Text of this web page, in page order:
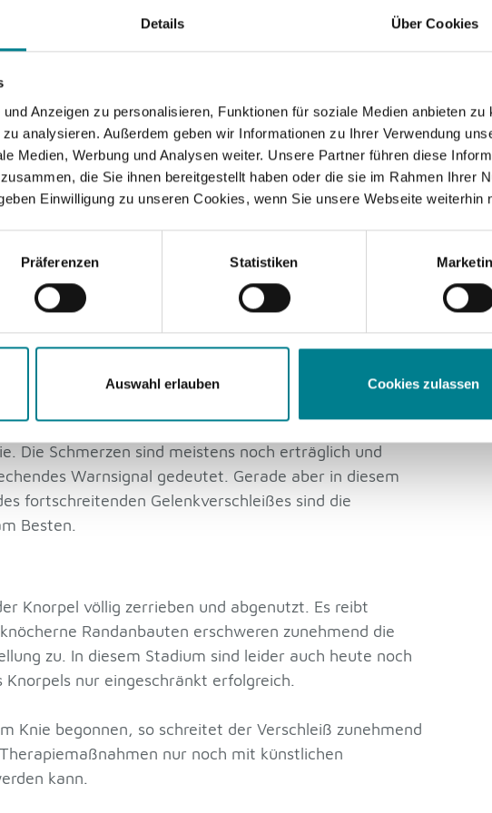
Details Über Cookies
Anzeigen zu personalisieren, Funktionen für soziale Medien anbieten zu
analysieren. Außerdem geben wir Informationen zu Ihrer Verwendung
Medien, Werbung und Analysen weiter. Unsere Partner führen diese
die Sie ihnen bereitgestellt haben oder die sie im Rahmen Ihrer
Einwilligung zu unseren Cookies, wenn Sie unsere Webseite weiterhin
Präferenzen Statistiken
Auswahl erlauben Cookies zulassen
Hier sind die umgebenden Ränder intakt
gesund und von guter Regenerationsfähigkeit.
erwähnten Behandlungsmethoden an.
im Laufe eines Lebens durch jahrelange monotone
Gicht oder Rheuma, Meniskus oder
der Knorpelgleitschicht führen . Im Stadium
nur noch halb so dick und extrem ausgefranst oder
nicht mehr repariert werden. Hier spricht man
Die Schmerzen sind meistens noch erträglich und
Warnsignal gedeutet. Gerade aber in diesem
fortschreitenden Gelenkverschleißes sind die
Besten.
Knorpel völlig zerrieben und abgenutzt. Es reibt
Randanbauten erschweren zunehmend die
zu. In diesem Stadium sind leider auch heute noch
nur eingeschränkt erfolgreich.
Knie begonnen, so schreitet der Verschleiß zunehmend
nur noch mit künstlichen
kann.
medi